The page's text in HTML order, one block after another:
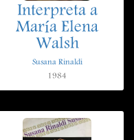
Interpreta a
María Elena
Walsh
Susana Rinaldi
1984